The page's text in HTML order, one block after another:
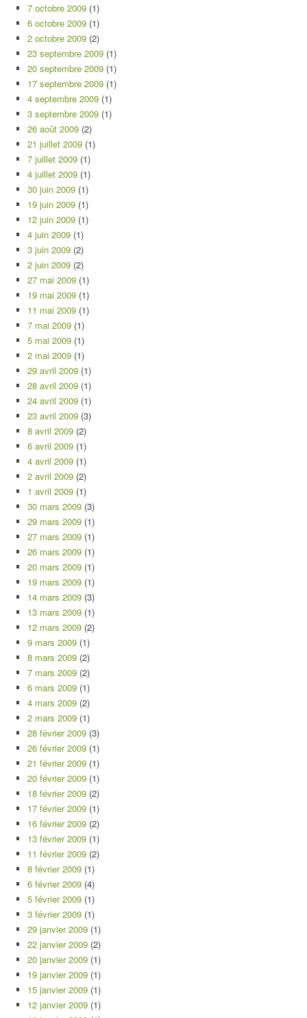
7 octobre 2009 (1)
6 octobre 2009 (1)
2 octobre 2009 (2)
23 septembre 2009 (1)
20 septembre 2009 (1)
17 septembre 2009 (1)
4 septembre 2009 (1)
3 septembre 2009 (1)
26 août 2009 (2)
21 juillet 2009 (1)
7 juillet 2009 (1)
4 juillet 2009 (1)
30 juin 2009 (1)
19 juin 2009 (1)
12 juin 2009 (1)
4 juin 2009 (1)
3 juin 2009 (2)
2 juin 2009 (2)
27 mai 2009 (1)
19 mai 2009 (1)
11 mai 2009 (1)
7 mai 2009 (1)
5 mai 2009 (1)
2 mai 2009 (1)
29 avril 2009 (1)
28 avril 2009 (1)
24 avril 2009 (1)
23 avril 2009 (3)
8 avril 2009 (2)
6 avril 2009 (1)
4 avril 2009 (1)
2 avril 2009 (2)
1 avril 2009 (1)
30 mars 2009 (3)
29 mars 2009 (1)
27 mars 2009 (1)
26 mars 2009 (1)
20 mars 2009 (1)
19 mars 2009 (1)
14 mars 2009 (3)
13 mars 2009 (1)
12 mars 2009 (2)
9 mars 2009 (1)
8 mars 2009 (2)
7 mars 2009 (2)
6 mars 2009 (1)
4 mars 2009 (2)
2 mars 2009 (1)
28 février 2009 (3)
26 février 2009 (1)
21 février 2009 (1)
20 février 2009 (1)
18 février 2009 (2)
17 février 2009 (1)
16 février 2009 (2)
13 février 2009 (1)
11 février 2009 (2)
8 février 2009 (1)
6 février 2009 (4)
5 février 2009 (1)
3 février 2009 (1)
29 janvier 2009 (1)
22 janvier 2009 (2)
20 janvier 2009 (1)
19 janvier 2009 (1)
15 janvier 2009 (1)
12 janvier 2009 (1)